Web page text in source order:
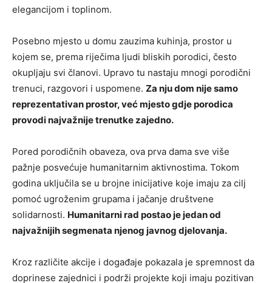
elegancijom i toplinom.
Posebno mjesto u domu zauzima kuhinja, prostor u
kojem se, prema riječima ljudi bliskih porodici, često
okupljaju svi članovi. Upravo tu nastaju mnogi porodični
trenuci, razgovori i uspomene. Za nju dom nije samo
reprezentativan prostor, već mjesto gdje porodica
provodi najvažnije trenutke zajedno.
Pored porodičnih obaveza, ova prva dama sve više
pažnje posvećuje humanitarnim aktivnostima. Tokom
godina uključila se u brojne inicijative koje imaju za cilj
pomoć ugroženim grupama i jačanje društvene
solidarnosti. Humanitarni rad postao je jedan od
najvažnijih segmenata njenog javnog djelovanja.
Kroz različite akcije i događaje pokazala je spremnost da
doprinese zajednici i podrži projekte koji imaju pozitivan